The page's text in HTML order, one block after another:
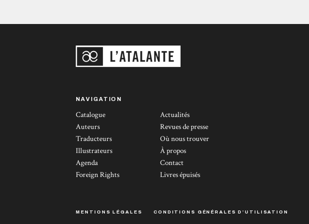
NAVIGATION
Catalogue
Auteurs
Traducteurs
Illustrateurs
Agenda
Foreign Rights
Actualités
Revues de presse
Où nous trouver
À propos
Contact
Livres épuisés
MENTIONS LÉGALES CONDITIONS GÉNÉRALES D’UTILISATION